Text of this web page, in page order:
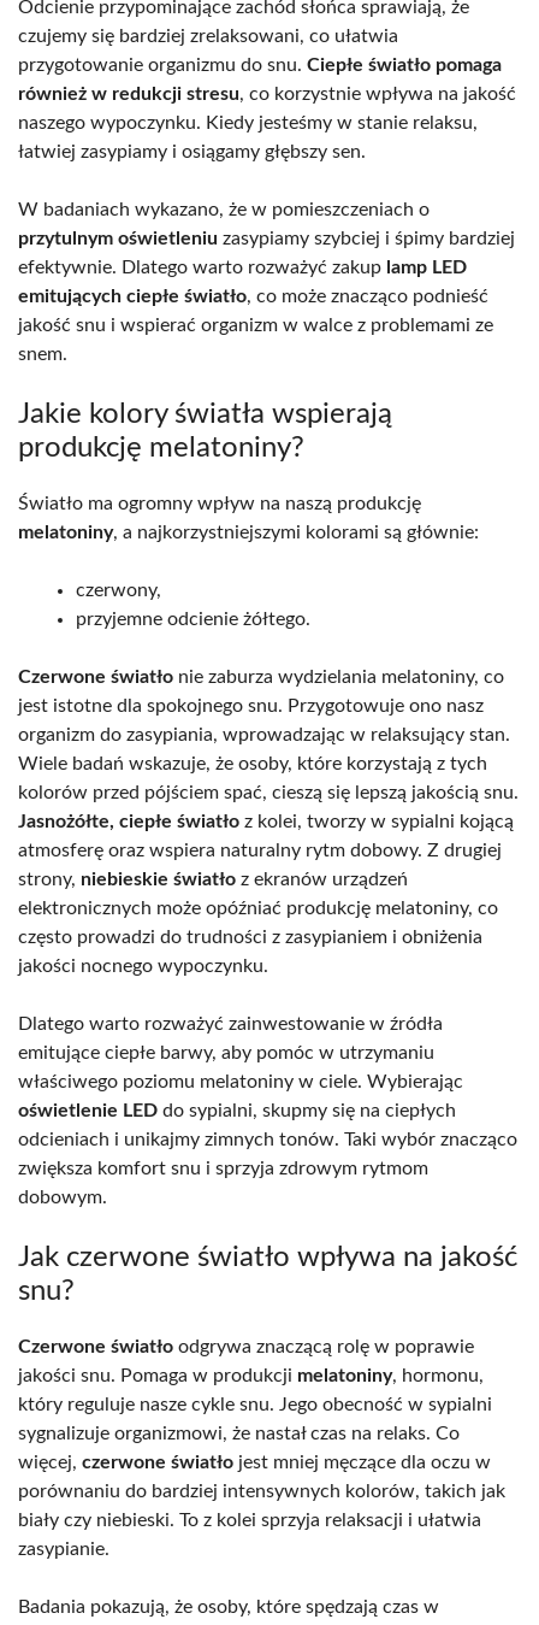
Odcienie przypominające zachód słońca sprawiają, że
czujemy się bardziej zrelaksowani, co ułatwia
przygotowanie organizmu do snu. Ciepłe światło pomaga
również w redukcji stresu, co korzystnie wpływa na jakość
naszego wypoczynku. Kiedy jesteśmy w stanie relaksu,
łatwiej zasypiamy i osiągamy głębszy sen.
W badaniach wykazano, że w pomieszczeniach o
przytulnym oświetleniu zasypiamy szybciej i śpimy bardziej
efektywnie. Dlatego warto rozważyć zakup lamp LED
emitujących ciepłe światło, co może znacząco podnieść
jakość snu i wspierać organizm w walce z problemami ze
snem.
Jakie kolory światła wspierają
produkcję melatoniny?
Światło ma ogromny wpływ na naszą produkcję
melatoniny, a najkorzystniejszymi kolorami są głównie:
czerwony,
przyjemne odcienie żółtego.
Czerwone światło nie zaburza wydzielania melatoniny, co
jest istotne dla spokojnego snu. Przygotowuje ono nasz
organizm do zasypiania, wprowadzając w relaksujący stan.
Wiele badań wskazuje, że osoby, które korzystają z tych
kolorów przed pójściem spać, cieszą się lepszą jakością snu.
Jasnożółte, ciepłe światło z kolei, tworzy w sypialni kojącą
atmosferę oraz wspiera naturalny rytm dobowy. Z drugiej
strony, niebieskie światło z ekranów urządzeń
elektronicznych może opóźniać produkcję melatoniny, co
często prowadzi do trudności z zasypianiem i obniżenia
jakości nocnego wypoczynku.
Dlatego warto rozważyć zainwestowanie w źródła
emitujące ciepłe barwy, aby pomóc w utrzymaniu
właściwego poziomu melatoniny w ciele. Wybierając
oświetlenie LED do sypialni, skupmy się na ciepłych
odcieniach i unikajmy zimnych tonów. Taki wybór znacząco
zwiększa komfort snu i sprzyja zdrowym rytmom
dobowym.
Jak czerwone światło wpływa na jakość
snu?
Czerwone światło odgrywa znaczącą rolę w poprawie
jakości snu. Pomaga w produkcji melatoniny, hormonu,
który reguluje nasze cykle snu. Jego obecność w sypialni
sygnalizuje organizmowi, że nastał czas na relaks. Co
więcej, czerwone światło jest mniej męczące dla oczu w
porównaniu do bardziej intensywnych kolorów, takich jak
biały czy niebieski. To z kolei sprzyja relaksacji i ułatwia
zasypianie.
Badania pokazują, że osoby, które spędzają czas w